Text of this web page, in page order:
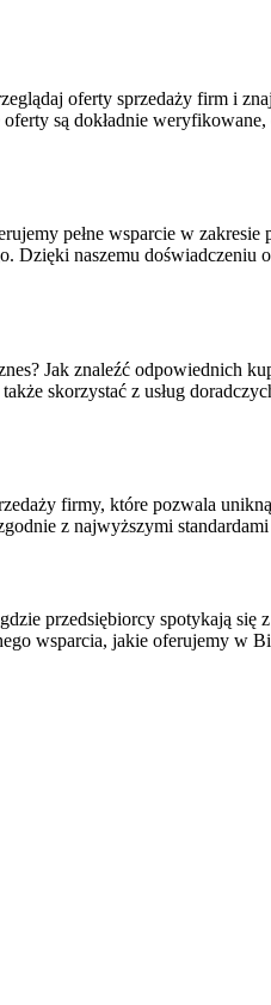
oferty sprzedaży firm i
są dokładnie
pełne wsparcie w zakresie
Dzięki naszemu doświadczeniu
Jak znaleźć odpowiednich
skorzystać z usług
firmy, które pozwala
z najwyższymi
przedsiębiorcy spotykają się
wsparcia, jakie oferujemy w